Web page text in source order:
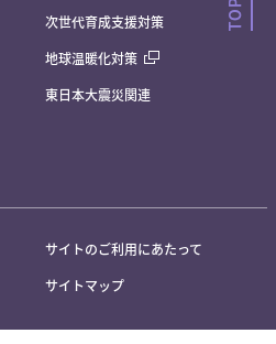
次世代育成支援対策
地球温暖化対策
東日本大震災関連
サイトのご利用にあたって
サイトマップ